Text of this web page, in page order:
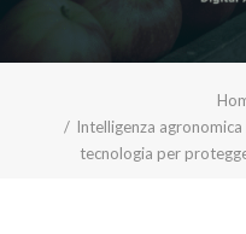
Intelligenza
tecnologia per